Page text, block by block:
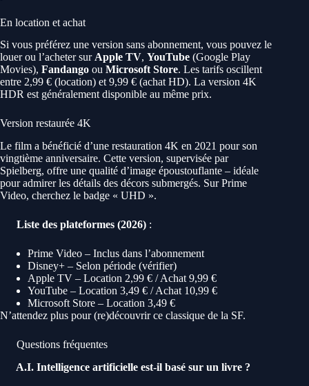
En location et achat
Si vous préférez une version sans abonnement, vous pouvez le
louer ou l’acheter surApple TV, YouTube (Google Play
Movies), Fandango ou Microsoft Store. Les tarifs oscillent
entre 2,99 € (location) et 9,99 € (achat HD). La version 4K
HDR est généralement disponible au même prix.
Version restaurée 4K
Le film a bénéficié d’une restauration 4K en 2021 pour son
vingtième anniversaire. Cette version, supervisée par
Spielberg, offre une qualité d’image époustouflante – idéale
pour admirer les détails des décors submergés. Sur Prime
Video, cherchez le badge « UHD ».
Liste des plateformes (2026) :
Prime Video – Inclus dans l’abonnement
Disney+ – Selon période (vérifier)
Apple TV – Location 2,99 € / Achat 9,99 €
YouTube – Location 3,49 € / Achat 10,99 €
Microsoft Store – Location 3,49 €
N’attendez plus pour (re)découvrir ce classique de la SF.
Questions fréquentes
A.I. Intelligence artificielle est-il basé sur un livre ?